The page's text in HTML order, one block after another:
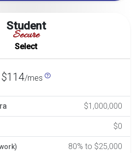
Student
Secure
Select
$114/mes
$1,000,000
$0
80% to $25,000